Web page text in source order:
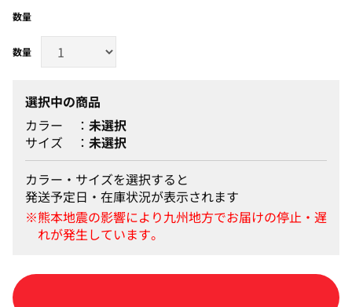
数量
選択中の商品
カラー
未選択
サイズ
未選択
カラー・サイズを選択すると
発送予定日・在庫状況が表示されます